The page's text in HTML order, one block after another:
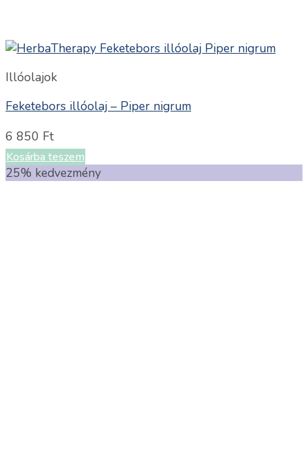
Illóolajok
Feketebors illóolaj – Piper nigrum
6 850 Ft
Kosárba teszem
25% kedvezmény